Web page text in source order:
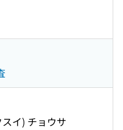
イ) チョウサ